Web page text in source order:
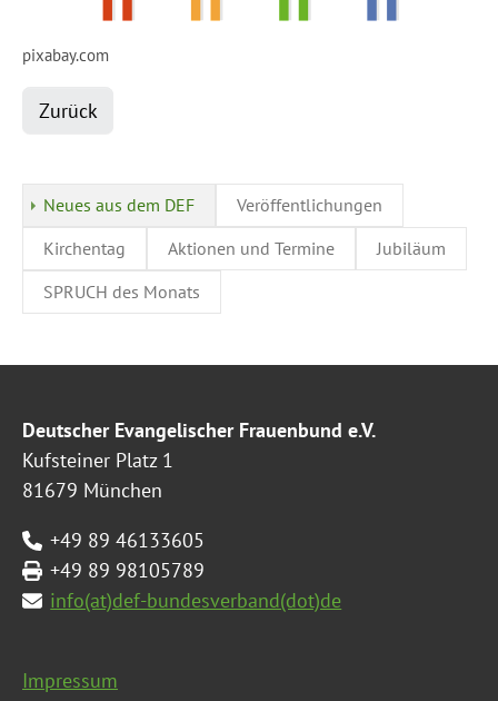
pixabay.com
Zurück
Neues aus dem DEF
Veröffentlichungen
Kirchentag
Aktionen und Termine
Jubiläum
SPRUCH des Monats
Deutscher Evangelischer Frauenbund e.V.
Kufsteiner Platz 1
81679 München
+49 89 46133605
+49 89 98105789
info(at)def-bundesverband(dot)de
Impressum